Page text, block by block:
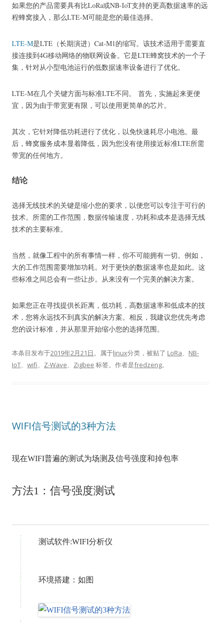
如果您的产品需要具有比LoRa或NB-IoT支持的更高数据速率的远
程蜂窝接入，那么LTE-M可能是您的最佳选择。
LTE-M是LTE（长期演进）Cat-M1的缩写。 该技术适用于需要直
接连接到4G移动网络的物联网设备。 它是LTE蜂窝技术的一个子
集，针对从小型电池运行的低数据速率设备进行了优化。
LTE-M在几个关键方面与标准LTE不同。
首先，实施起来更便
宜，因为由于带宽更有限，可以使用更简单的芯片。
其次，它针对降低功耗进行了优化，以免快速耗尽小电池。 最
后，蜂窝服务成本显着降低，因为您没有使用接近标准LTE所需
带宽的任何地方。
结论
选择无线技术的关键是缩小您的要求，以便您可以专注于可行的
技术。 所需的工作范围，数据传输速度，功耗和成本是选择无线
技术的主要标准。
当然，就像工程中的所有事情一样，你不可能拥有一切。 例如，
大的工作范围需要增加功耗。 对于更快的数据速率也是如此。 这
些标准之间总会有一些让步。 从来没有一个完美的解决方案。
如果您正在寻找提供长距离，低功耗，高数据速率和低成本的技
术，您将永远找不到真实的解决方案。 相反，我建议您优先考虑
您的设计标准，并从那里开始缩小您的选择范围。
本条目发布于2019年2月21日。属于linux分类，被贴了 LoRa、 NB-
IoT、 wifi、 Z-Wave、 Zigbee 标签。 作者是fredzeng。
WIFI信号测试的3种方法
现在WIFI普遍的测试为场测及信号强度和掉包率
方法1：信号强度测试
1 测试软件:WIFI分析仪
2 环境搭建：如图